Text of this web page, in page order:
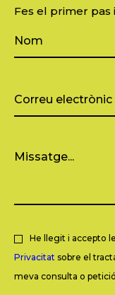
Fes el primer pas
He llegit i accepto
Privacitat sobre el
meva consulta o